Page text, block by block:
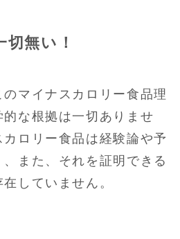
無い！
マイナスカロリー食品理
な根拠は一切ありませ
ロリー食品は経験論や予
また、それを証明できる
していません。